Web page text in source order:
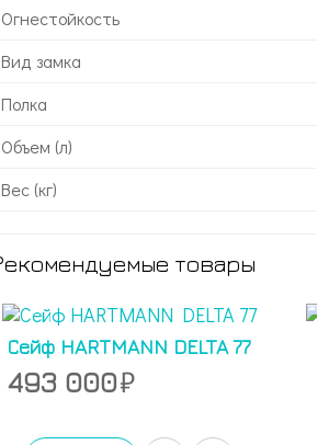
Огнестойкость
Вид замка
Полка
Объем (л)
Вес (кг)
товары
Сейф HARTMANN DELTA 77
493 000